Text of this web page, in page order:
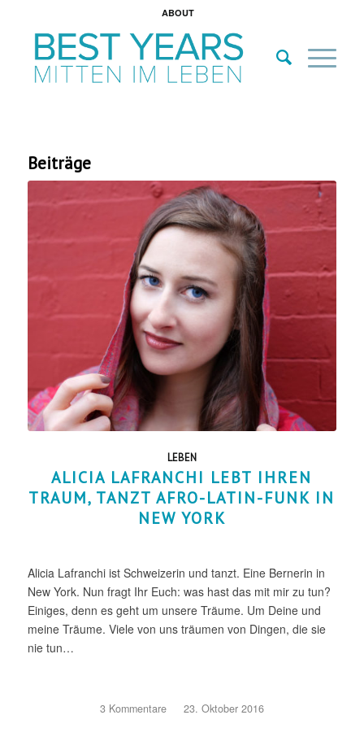
ABOUT
Beiträge
LEBEN
ALICIA LAFRANCHI LEBT IHREN
TRAUM, TANZT AFRO-LATIN-FUNK IN
NEW YORK
Alicia Lafranchi ist Schweizerin und tanzt. Eine Bernerin in
New York. Nun fragt Ihr Euch: was hast das mit mir zu tun?
Einiges, denn es geht um unsere Träume. Um Deine und
meine Träume. Viele von uns träumen von Dingen, die sie
nie tun…
3 Kommentare
/ 23. Oktober 2016